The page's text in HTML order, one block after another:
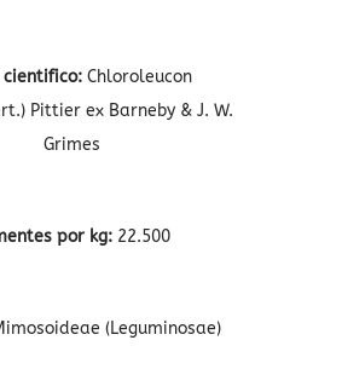
cientifico:Chloroleucon
Pittier ex Barneby & J. W.
Grimes
por kg: 22.500
(Leguminosae)